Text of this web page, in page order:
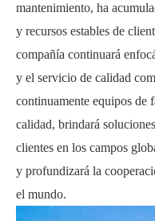
mantenimiento, ha
y recursos estables de
compañía continuará
y el servicio de calidad
continuamente equipos de
calidad, brindará
clientes en los campos
y profundizará la
el mundo.